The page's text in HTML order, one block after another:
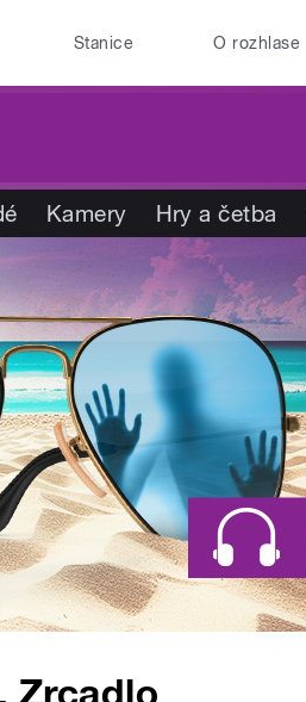
Stanice O rozhlase
Kamery Hry a četba